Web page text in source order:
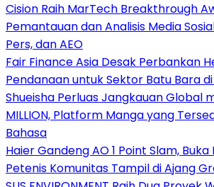
Cision Raih MarTech Breakthrough
Pemantauan dan Analisis Media
Pers, dan AEO
Fair Finance Asia Desak Perbankan
Pendanaan untuk Sektor Batu Bara di
Shueisha Perluas Jangkauan Global
MILLION, Platform Manga yang
Bahasa
Haier Gandeng AO 1 Point Slam,
Petenis Komunitas Tampil di Ajang